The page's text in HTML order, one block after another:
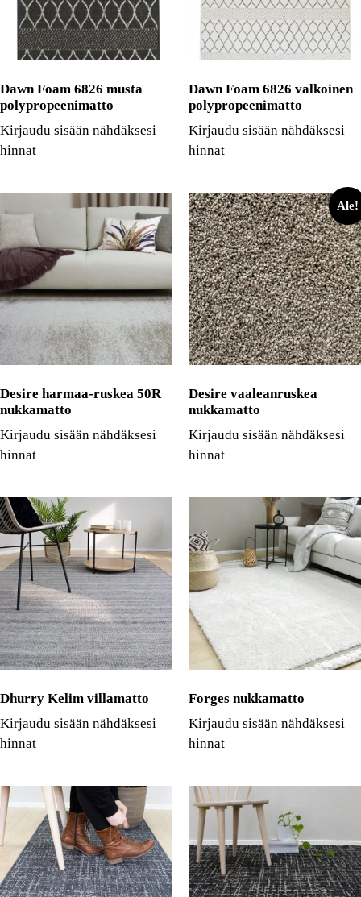
Dawn Foam 6826 musta
polypropeenimatto
Kirjaudu sisään nähdäksesi
hinnat
Dawn Foam 6826 valkoinen
polypropeenimatto
Kirjaudu sisään nähdäksesi
hinnat
Desire harmaa-ruskea 50R
nukkamatto
Kirjaudu sisään nähdäksesi
hinnat
Ale!
Desire vaaleanruskea
nukkamatto
Kirjaudu sisään nähdäksesi
hinnat
Dhurry Kelim villamatto
Kirjaudu sisään nähdäksesi
hinnat
Forges nukkamatto
Kirjaudu sisään nähdäksesi
hinnat